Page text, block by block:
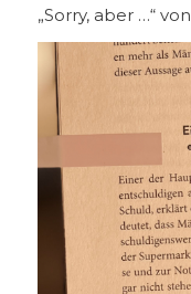
„Sorry, aber …“ von